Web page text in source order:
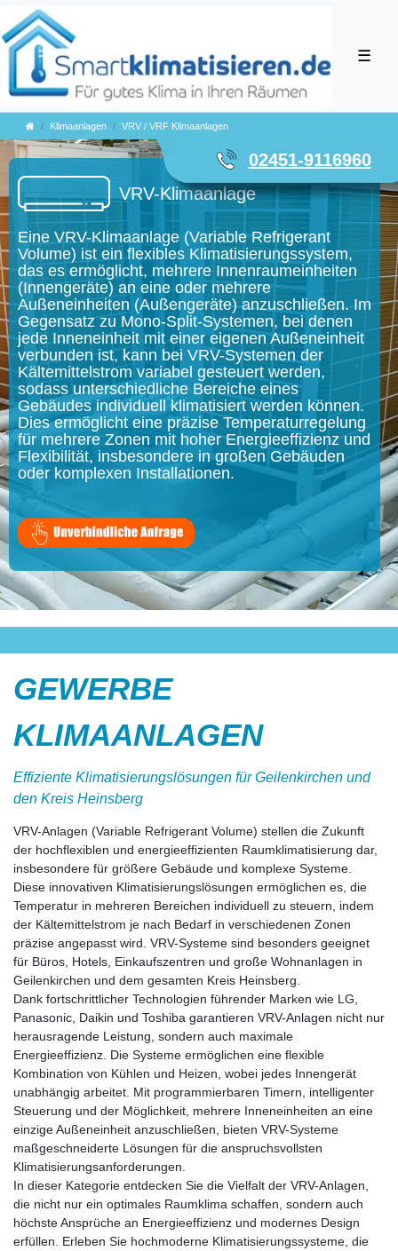
☰
Klimaanlagen VRV / VRF Klimaanlagen
02451-9116960
VRV-Klimaanlage
Eine VRV-Klimaanlage (Variable Refrigerant
Volume) ist ein flexibles Klimatisierungssystem,
das es ermöglicht, mehrere Innenraumeinheiten
(Innengeräte) an eine oder mehrere
Außeneinheiten (Außengeräte) anzuschließen. Im
Gegensatz zu Mono-Split-Systemen, bei denen
jede Inneneinheit mit einer eigenen Außeneinheit
verbunden ist, kann bei VRV-Systemen der
Kältemittelstrom variabel gesteuert werden,
sodass unterschiedliche Bereiche eines
Gebäudes individuell klimatisiert werden können.
Dies ermöglicht eine präzise Temperaturregelung
für mehrere Zonen mit hoher Energieeffizienz und
Flexibilität, insbesondere in großen Gebäuden
oder komplexen Installationen.
GEWERBE
KLIMAANLAGEN
Effiziente Klimatisierungslösungen für Geilenkirchen und
den Kreis Heinsberg
VRV-Anlagen (Variable Refrigerant Volume) stellen die Zukunft
der hochflexiblen und energieeffizienten Raumklimatisierung dar,
insbesondere für größere Gebäude und komplexe Systeme.
Diese innovativen Klimatisierungslösungen ermöglichen es, die
Temperatur in mehreren Bereichen individuell zu steuern, indem
der Kältemittelstrom je nach Bedarf in verschiedenen Zonen
präzise angepasst wird. VRV-Systeme sind besonders geeignet
für Büros, Hotels, Einkaufszentren und große Wohnanlagen in
Geilenkirchen und dem gesamten Kreis Heinsberg.
Dank fortschrittlicher Technologien führender Marken wie LG,
Panasonic, Daikin und Toshiba garantieren VRV-Anlagen nicht nur
herausragende Leistung, sondern auch maximale
Energieeffizienz. Die Systeme ermöglichen eine flexible
Kombination von Kühlen und Heizen, wobei jedes Innengerät
unabhängig arbeitet. Mit programmierbaren Timern, intelligenter
Steuerung und der Möglichkeit, mehrere Inneneinheiten an eine
einzige Außeneinheit anzuschließen, bieten VRV-Systeme
maßgeschneiderte Lösungen für die anspruchsvollsten
Klimatisierungsanforderungen.
In dieser Kategorie entdecken Sie die Vielfalt der VRV-Anlagen,
die nicht nur ein optimales Raumklima schaffen, sondern auch
höchste Ansprüche an Energieeffizienz und modernes Design
erfüllen. Erleben Sie hochmoderne Klimatisierungssysteme, die